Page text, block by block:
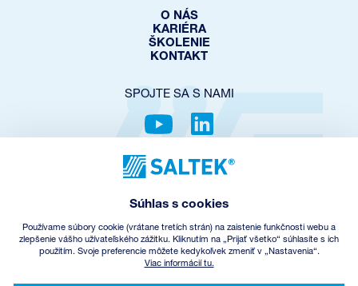
O NÁS
KARIÉRA
ŠKOLENIE
KONTAKT
SPOJTE SA S NAMI
OCHRANA SÚKROMIA
NASTAVENIE COOKIES
SPÄTNÝ ODBER EEZ
© Copyright2026SALTEK a.s.
Súhlas s cookies
Používame súbory cookie (vrátane tretích strán) na zaistenie funkčnosti webu a
zlepšenie vášho užívateľského zážitku. Kliknutím na „Prijať všetko“ súhlasíte s ich
použitím. Svoje preferencie môžete kedykoľvek zmeniť v „Nastavenia“.
Viac informácií tu.